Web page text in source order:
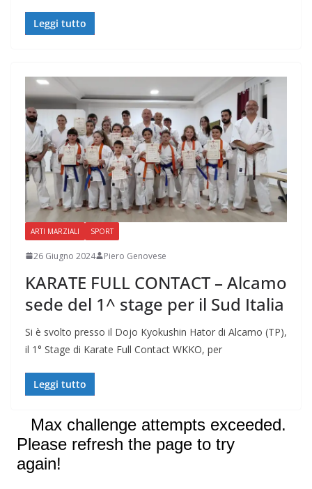
Leggi tutto
ARTI MARZIALI SPORT
26 Giugno 2024 Piero Genovese
KARATE FULL CONTACT – Alcamo
sede del 1^ stage per il Sud Italia
Si è svolto presso il Dojo Kyokushin Hator di Alcamo (TP),
il 1° Stage di Karate Full Contact WKKO, per
Leggi tutto